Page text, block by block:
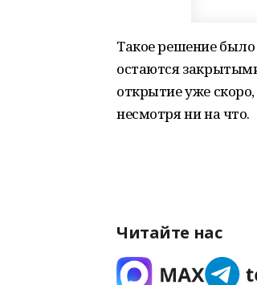
Такое решение
остаются
открытие уже
несмотря ни на что.
Читайте нас